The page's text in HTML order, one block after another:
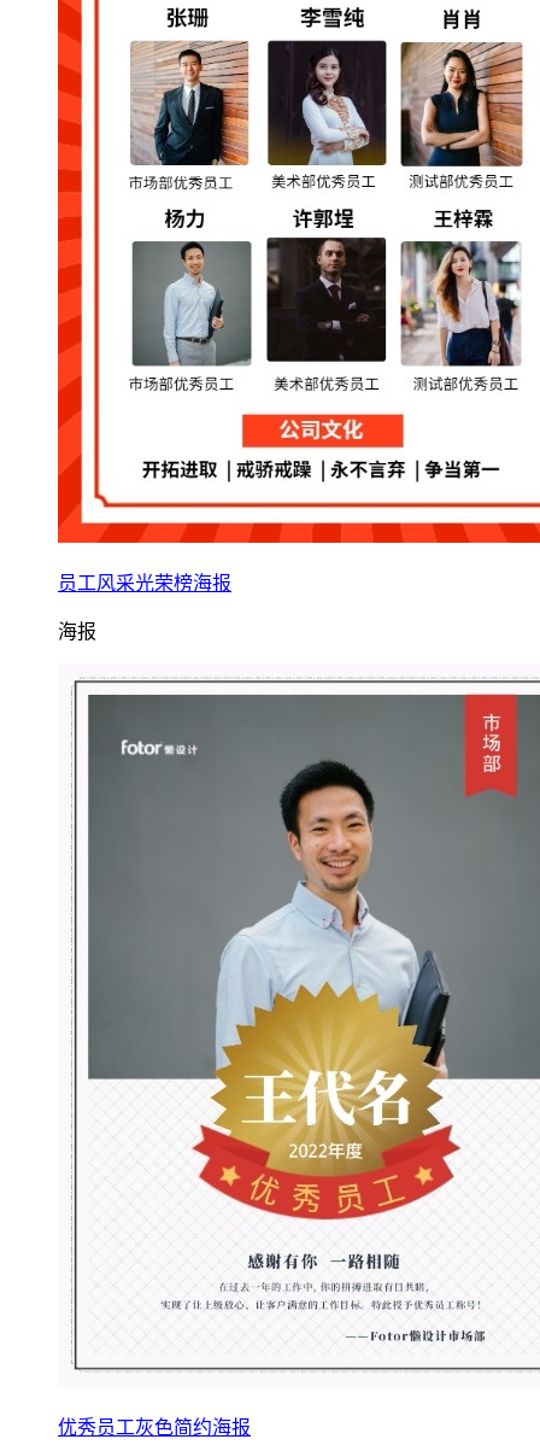
员工风采光荣榜海报
海报
优秀员工灰色简约海报